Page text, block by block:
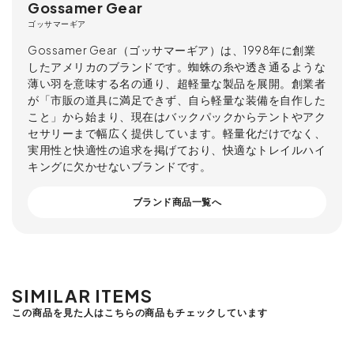
Gossamer Gear
ゴッサマーギア
Gossamer Gear（ゴッサマーギア）は、1998年に創業
したアメリカのブランドです。蜘蛛の糸や透き通るような
薄い羽を意味する名の通り、超軽量な製品を展開。創業者
が「市販の道具に満足できず、自ら軽量な装備を自作した
こと」から始まり、現在はバックパックからテントやアク
セサリーまで幅広く提供しています。軽量化だけでなく、
実用性と快適性の追求を掲げており、快適なトレイルハイ
キングに欠かせないブランドです。
ブランド商品一覧へ
SIMILAR ITEMS
この商品を見た人はこちらの商品もチェックしています